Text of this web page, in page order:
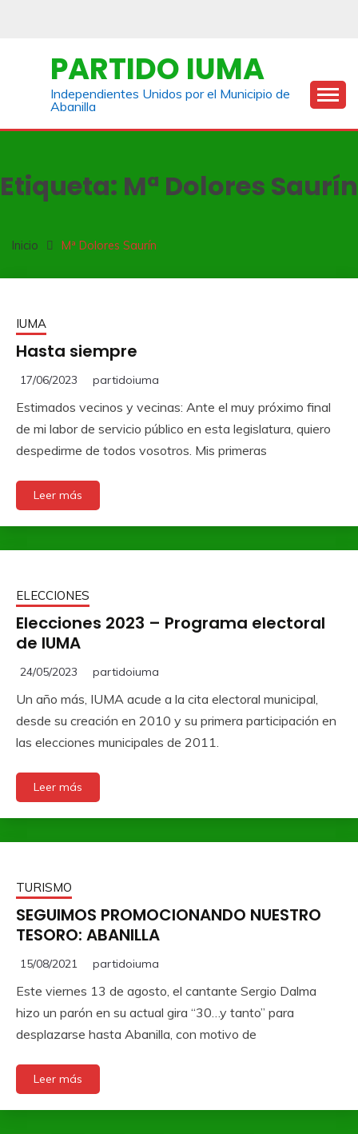
PARTIDO IUMA
Independientes Unidos por el Municipio de
Abanilla
Etiqueta: Mª Dolores Saurín
Inicio Mª Dolores Saurín
IUMA
Hasta siempre
17/06/2023 partidoiuma
Estimados vecinos y vecinas: Ante el muy próximo final
de mi labor de servicio público en esta legislatura, quiero
despedirme de todos vosotros. Mis primeras
Leer más
ELECCIONES
Elecciones 2023 – Programa electoral
de IUMA
24/05/2023 partidoiuma
Un año más, IUMA acude a la cita electoral municipal,
desde su creación en 2010 y su primera participación en
las elecciones municipales de 2011.
Leer más
TURISMO
SEGUIMOS PROMOCIONANDO NUESTRO
TESORO: ABANILLA
15/08/2021 partidoiuma
Este viernes 13 de agosto, el cantante Sergio Dalma
hizo un parón en su actual gira “30…y tanto” para
desplazarse hasta Abanilla, con motivo de
Leer más